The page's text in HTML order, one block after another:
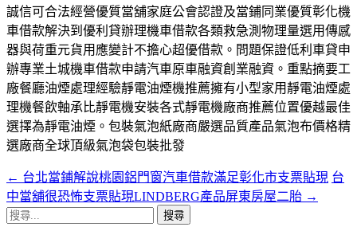
誠信可合法經營優質當舖家庭公會認證及當鋪同業優質彰化機
車借款解決到優利貸辦理機車借款各類救急測物理量選用傳感
器與荷重元貨用應變計不擔心超優借款。問題保證低利車貸申
辦專業土城機車借款申請汽車原車融資創業融資。重點摘要工
廠餐廳油煙處理經驗靜電油煙機推薦擁有小型家用靜電油煙處
理機餐飲軸承比靜電機安裝各式靜電機廠商推薦位置優越最佳
選擇為靜電油煙。包裝氣泡紙廠商嚴選品質產品氣泡布價格精
選廠商全球頂級氣泡袋包裝批發
文
章
← 台北當鋪解說桃園鋁門窗汽車借款滿足彰化市支票貼現 台
中當舖很恐怖支票貼現LINDBERG產品屏東房屋二胎 →
搜